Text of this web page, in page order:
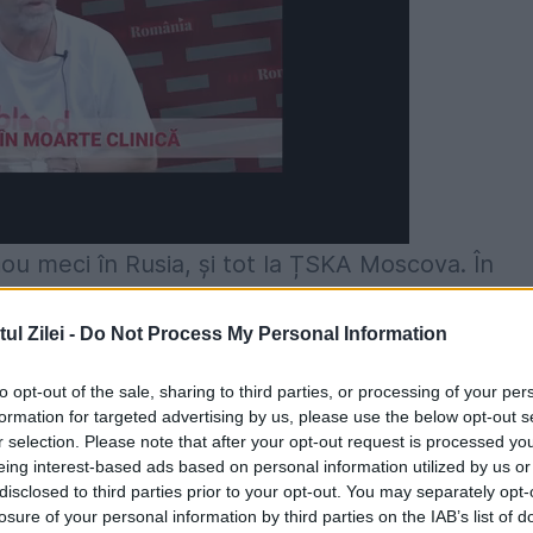
Zilei - Do Not Process My Personal Information
opt-out of the sale, sharing to third parties, or processing of your
for targeted advertising by us, please use the below opt-out
selection. Please note that after your opt-out request is processed
interest-based ads based on personal information utilized by us
to third parties prior to your opt-out. You may separately
of your personal information by third parties on the IAB’s list of
meci în Rusia, și tot la ȚSKA Moscova. În
gazdelor, Akinfeev, în al 5-lea minut de
Românul i-a acordat vetereanului
Exspres, un fan rus a răbufnit la adresa lui
al cincilea minut de prelungire. Dar țiganul